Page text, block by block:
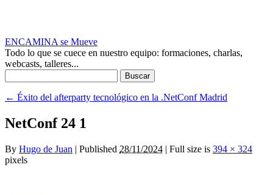
ENCAMINA se Mueve
Todo lo que se cuece en nuestro equipo: formaciones, charlas,
webcasts, talleres...
← Éxito del afterparty tecnológico en la .NetConf Madrid
NetConf 24 1
By Hugo de Juan | Published 28/11/2024 | Full size is 394 × 324
pixels